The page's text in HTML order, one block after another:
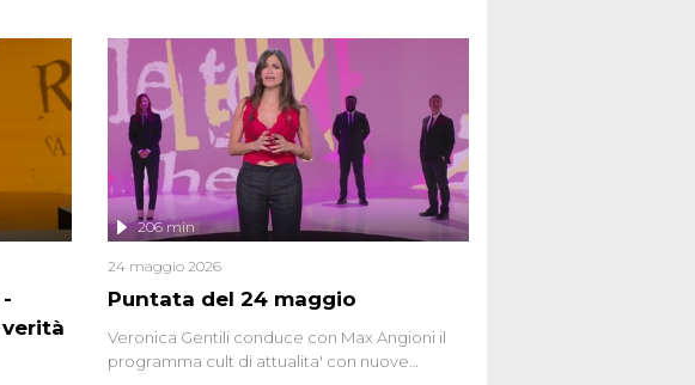
Puntata del 24 maggio
206 min
24 maggio 2026
Veronica Gentili conduce con Max Angioni il
programma cult di attualita' con nuove